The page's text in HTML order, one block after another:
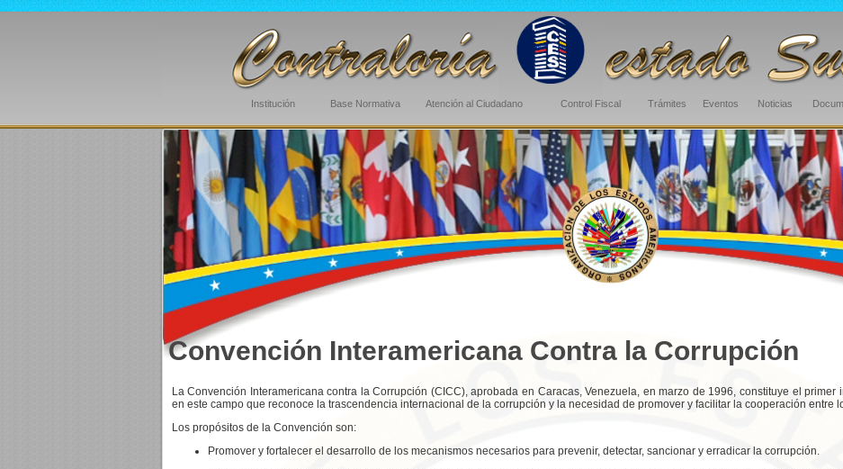
Institución Base Normativa Atención al Ciudadano Control Fiscal Trámites Eventos Noticias
Convención Interamericana Contra la Corrupción
La Convención Interamericana contra la Corrupción (CICC), aprobada en Caracas, Venezuela, en marzo de 1996, constituye el primer
en este campo que reconoce la trascendencia internacional de la corrupción y la necesidad de promover y facilitar la cooperación entre
Los propósitos de la Convención son:
Promover y fortalecer el desarrollo de los mecanismos necesarios para prevenir, detectar, sancionar y erradicar la corrupción.